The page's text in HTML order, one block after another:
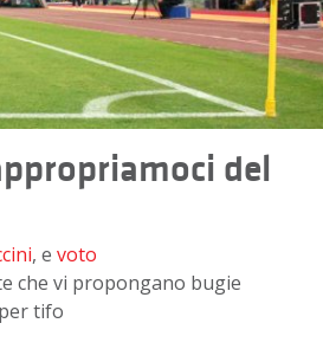
del
, e voto
che vi propongano bugie
tifo